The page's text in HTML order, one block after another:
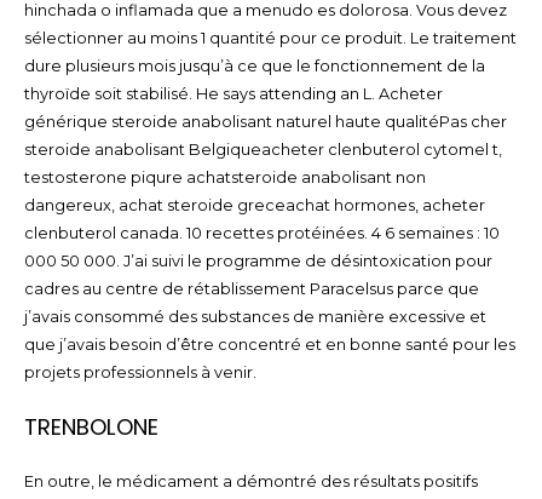
hinchada o inflamada que a menudo es dolorosa. Vous devez
sélectionner au moins 1 quantité pour ce produit. Le traitement
dure plusieurs mois jusqu’à ce que le fonctionnement de la
thyroïde soit stabilisé. He says attending an L. Acheter
générique steroide anabolisant naturel haute qualitéPas cher
steroide anabolisant Belgiqueacheter clenbuterol cytomel t,
testosterone piqure achatsteroide anabolisant non
dangereux, achat steroide greceachat hormones, acheter
clenbuterol canada. 10 recettes protéinées. 4 6 semaines : 10
000 50 000. J’ai suivi le programme de désintoxication pour
cadres au centre de rétablissement Paracelsus parce que
j’avais consommé des substances de manière excessive et
que j’avais besoin d’être concentré et en bonne santé pour les
projets professionnels à venir.
TRENBOLONE
En outre, le médicament a démontré des résultats positifs